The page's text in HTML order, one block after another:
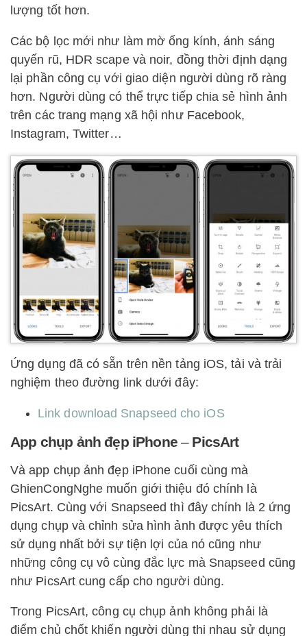
lượng tốt hơn.
Các bộ lọc mới như làm mờ ống kính, ánh sáng
quyến rũ, HDR scape và noir, đồng thời định dạng
lại phần công cụ với giao diện người dùng rõ ràng
hơn. Người dùng có thể trực tiếp chia sẻ hình ảnh
trên các trang mạng xã hội như Facebook,
Instagram, Twitter…
Ứng dụng đã có sẵn trên nền tảng iOS, tải và trải
nghiệm theo đường link dưới đây:
Link download Snapseed cho iOS
App chụp ảnh đẹp iPhone– PicsArt
Và app chụp ảnh đẹp iPhone cuối cùng mà
GhienCongNghe muốn giới thiệu đó chính là
PicsArt. Cùng với Snapseed thì đây chính là 2 ứng
dụng chụp và chỉnh sửa hình ảnh được yêu thích
sử dụng nhất bởi sự tiện lợi của nó cũng như
những công cụ vô cùng đắc lực mà Snapseed cũng
như PicsArt cung cấp cho người dùng.
Trong PicsArt, công cụ chụp ảnh không phải là
điểm chủ chốt khiến người dùng thi nhau sử dụng